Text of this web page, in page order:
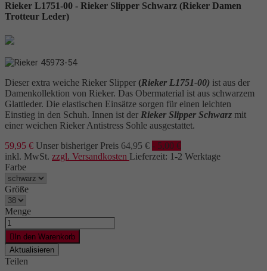
Rieker L1751-00 - Rieker Slipper Schwarz (Rieker Damen
Trotteur Leder)
Dieser extra weiche Rieker Slipper (Rieker L1751-00) ist aus der
Damenkollektion von Rieker. Das Obermaterial ist aus schwarzem
Glattleder. Die elastischen Einsätze sorgen für einen leichten
Einstieg in den Schuh. Innen ist der Rieker Slipper Schwarz mit
einer weichen Rieker Antistress Sohle ausgestattet.
59,95 € Unser bisheriger Preis 64,95 € - 5,00 €
inkl. MwSt. zzgl. Versandkosten Lieferzeit: 1-2 Werktage
Farbe
Größe
Menge
 In den Warenkorb
Teilen